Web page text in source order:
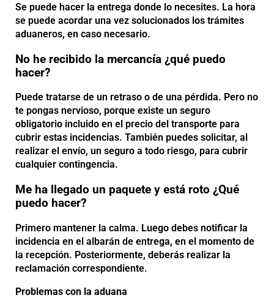
Se puede hacer la entrega donde lo necesites. La hora
se puede acordar una vez solucionados los trámites
aduaneros, en caso necesario.
No he recibido la mercancía ¿qué puedo
hacer?
Puede tratarse de un retraso o de una pérdida. Pero no
te pongas nervioso, porque existe un seguro
obligatorio incluido en el precio del transporte para
cubrir estas incidencias. También puedes solicitar, al
realizar el envío, un seguro a todo riesgo, para cubrir
cualquier contingencia.
Me ha llegado un paquete y está roto ¿Qué
puedo hacer?
Primero mantener la calma. Luego debes notificar la
incidencia en el albarán de entrega, en el momento de
la recepción. Posteriormente, deberás realizar la
reclamación correspondiente.
Problemas con la aduana